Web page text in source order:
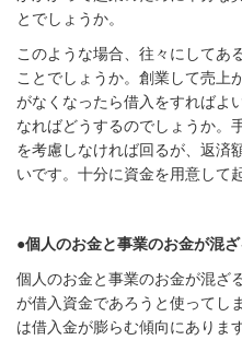
とでしょうか。
このような場合、往々にしてあ
ことでしょうか。創業して売上
がなくなったら借入をすればよ
なればどうするのでしょうか。
を考慮しなければ回るが、返済
いです。十分に資金を用意して
●個人のお金と事業のお金が混ざ
個人のお金と事業のお金が混ざ
が借入資金であろうと使ってし
は借入金が膨らむ傾向にありま